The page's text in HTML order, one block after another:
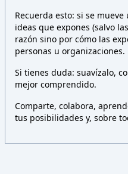
Recuerda esto: si se
ideas que expones (salvo
razón sino por cómo las
personas u organizaciones.
Si tienes duda: suavízalo,
mejor comprendido.
Comparte, colabora,
tus posibilidades y, sobre